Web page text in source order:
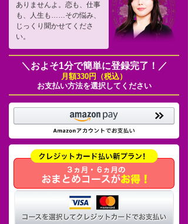
ありませんよ。恋も、仕事
も、人生も……その悩み、
じっくり聞かせてくださ
い。
＼およそ1分で簡単に登録完了！／
月額330円（税込）
お支払い方法を選択してください